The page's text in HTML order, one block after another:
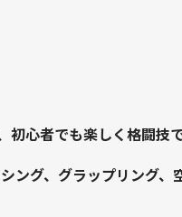
初心者でも楽しく格闘技
ング、グラップリング、